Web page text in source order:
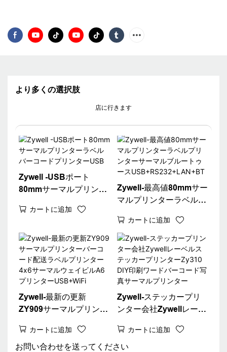
より多くの選択肢
店に行きます
Zywell -USBポート
80mmサーマルプリンタ
ンターUSB
カートに追加
Zywell-最高値80mmサー
マルプリンターラベルプ
トゥース
USB+RS232+LAN+BT
カートに追加
Zywell-最新の更新
ZY909サーマルプリンタ
プリンター4x6サーマル
ウェイビルA6プリンタ
カートに追加
Zywell-ステッカープリ
ンター会社Zywellレーベ
Zy310 DIY印刷ワードバ
ーコード写真サーマルプ
カートに追加
お問い合わせを送ってください